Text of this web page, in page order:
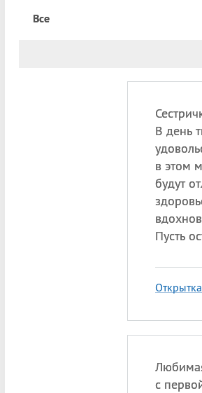
Все
В день
в этом
будут
Пусть
Открытка
с